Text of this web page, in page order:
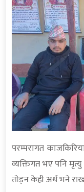
परम्परागत
व्यक्तिगत भए पनि
तोड्न केही अर्थ भने